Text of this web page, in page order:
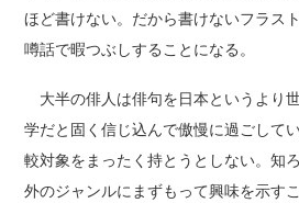
ほど書けない。だから書けないフラス
噂話で暇つぶしすることになる。
大半の俳人は俳句を日本というより
学だと固く信じ込んで傲慢に過ごして
較対象をまったく持とうとしない。知
外のジャンルにまずもって興味を示す